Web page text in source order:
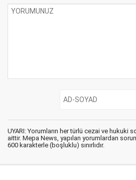
UYARI: Yorumların her türlü cezai ve hukuki
aittir. Mepa News, yapılan yorumlardan
600 karakterle (boşluklu) sınırlıdır.